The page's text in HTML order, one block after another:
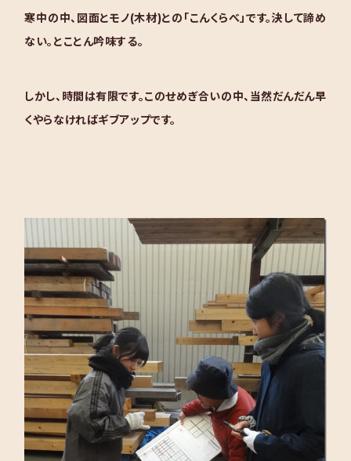
寒中の中、図面とモノ(木材)との「こんくらべ」です。決して諦め
ない。とことん吟味する。
しかし、時間は有限です。このせめぎ合いの中、当然だんだん早
くやらなければギブアップです。